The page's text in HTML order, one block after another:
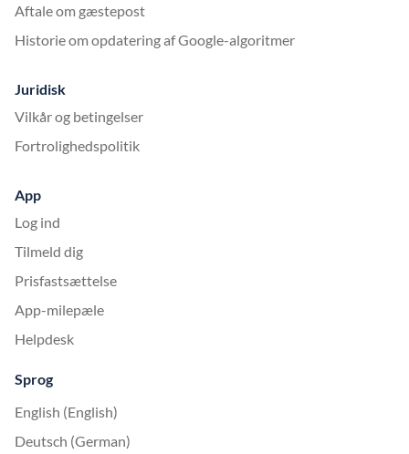
Aftale om gæstepost
Historie om opdatering af Google-algoritmer
Juridisk
Vilkår og betingelser
Fortrolighedspolitik
App
Log ind
Tilmeld dig
Prisfastsættelse
App-milepæle
Helpdesk
Sprog
English (English)
Deutsch (German)